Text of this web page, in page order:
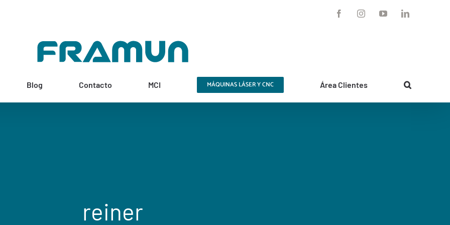
FacebookInstagramYouTubeLinkedIn
Blog Contacto MCI MÁQUINAS LÁSER Y CNC Área Clientes
reiner